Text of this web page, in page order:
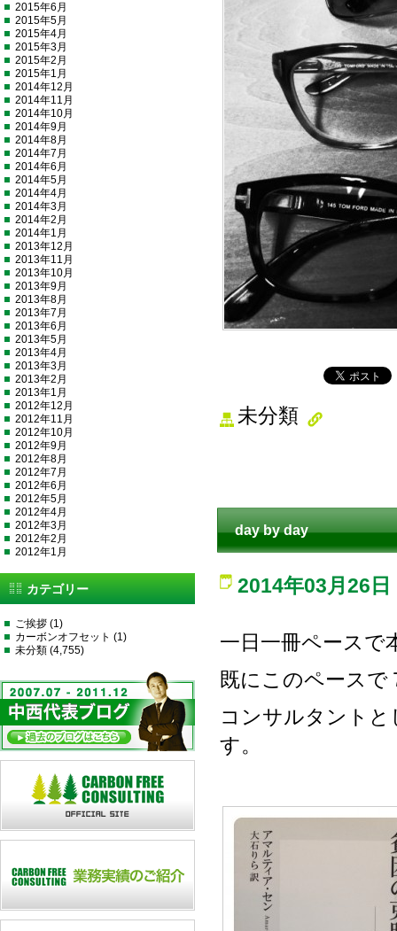
未分類
day by day
2014年03月26日
一日一冊ペースで
既にこのペースで
コンサルタント
す。
2015年6月
2015年5月
2015年4月
2015年3月
2015年2月
2015年1月
2014年12月
2014年11月
2014年10月
2014年9月
2014年8月
2014年7月
2014年6月
2014年5月
2014年4月
2014年3月
2014年2月
2014年1月
2013年12月
2013年11月
2013年10月
2013年9月
2013年8月
2013年7月
2013年6月
2013年5月
2013年4月
2013年3月
2013年2月
2013年1月
2012年12月
2012年11月
2012年10月
2012年9月
2012年8月
2012年7月
2012年6月
2012年5月
2012年4月
2012年3月
2012年2月
2012年1月
カテゴリー
ご挨拶 (1)
カーボンオフセット (1)
未分類 (4,755)